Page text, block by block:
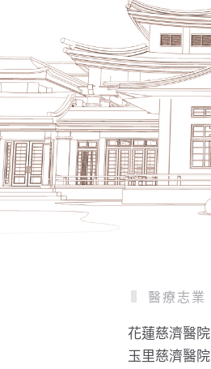
醫療志業
花蓮慈濟醫院
玉里慈濟醫院